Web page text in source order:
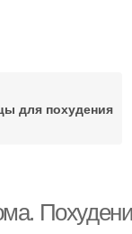
для похудения